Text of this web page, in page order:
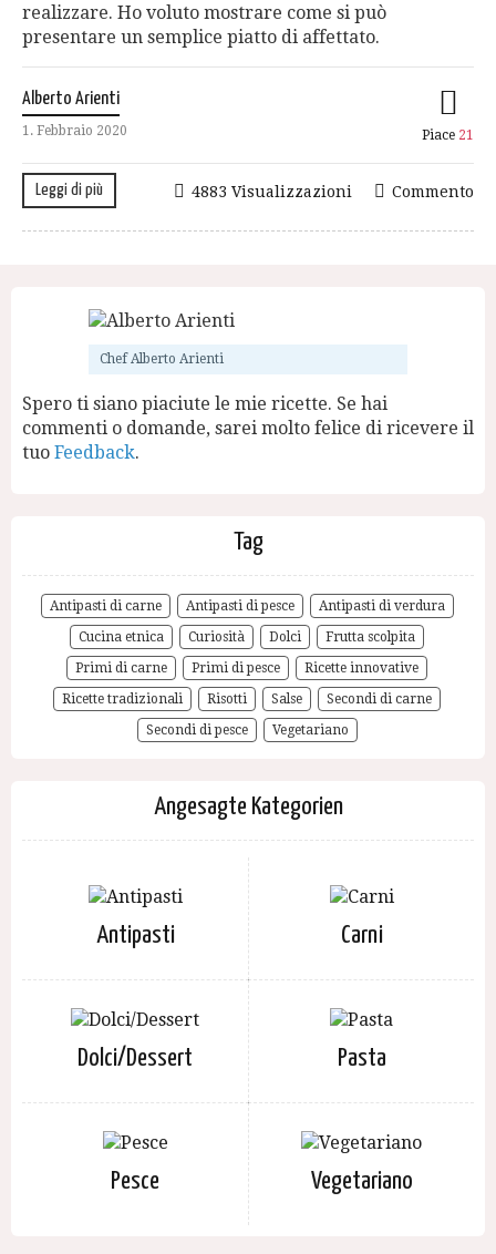
realizzare. Ho voluto mostrare come si può
presentare un semplice piatto di affettato.
Alberto Arienti
1. Febbraio 2020 Piace 21
Leggi di più Commento
4883 Visualizzazioni
Chef Alberto Arienti
Spero ti siano piaciute le mie ricette. Se hai
commenti o domande, sarei molto felice di ricevere il
tuo Feedback.
Tag
Antipasti di carne Antipasti di pesce
Antipasti di verdura
Cucina etnica
Curiosità Dolci
Frutta scolpita
Primi di carne
Primi di pesce
Ricette innovative
Ricette tradizionali
Risotti Salse
Secondi di carne
Secondi di pesce
Vegetariano
Angesagte Kategorien
Antipasti Carni
Dolci/Dessert Pasta
Pesce Vegetariano